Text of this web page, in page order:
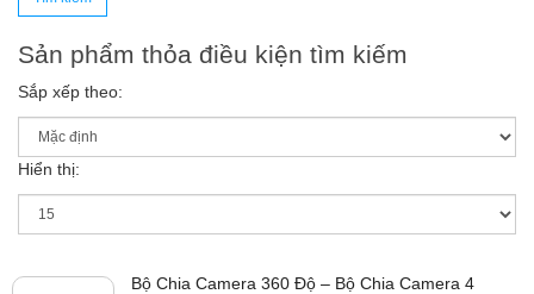
Sản phẩm thỏa điều kiện tìm kiếm
Sắp xếp theo:
Hiển thị:
Bộ Chia Camera 360 Độ – Bộ Chia Camera 4